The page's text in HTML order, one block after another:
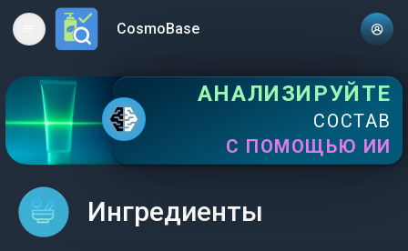
Open main menuCosmoBase
АНАЛИЗИРУЙТЕ
СОСТАВ
С ПОМОЩЬЮ ИИ
Ингредиенты